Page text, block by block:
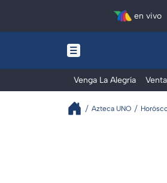
en vivo
Venga La Alegría
Azteca UNO